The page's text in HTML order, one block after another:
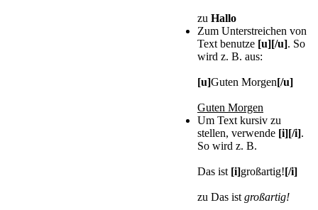
zu Hallo
Zum Unterstreichen von
Text benutze [u][/u]. So
wird z. B. aus:
[u]Guten Morgen[/u]
Guten Morgen
Um Text kursiv zu
stellen, verwende [i][/i].
So wird z. B.
Das ist [i]großartig![/i]
zu Das ist großartig!